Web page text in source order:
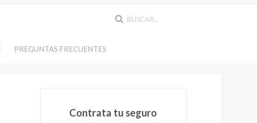
PREGUNTAS FRECUENTES
Contrata tu seguro